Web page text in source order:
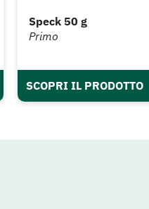
Speck 50 g
Primo
SCOPRI IL PRODOTTO